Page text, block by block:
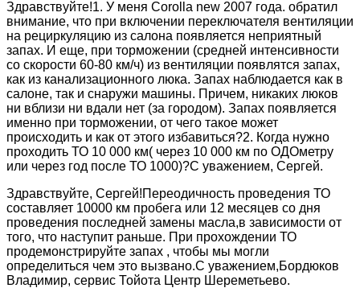
Здравствуйте!1. У меня Corolla new 2007 года. обратил
внимание, что при включении переключателя вентиляции
на рециркуляцию из салона появляется неприятный
запах. И еще, при торможении (средней интенсивности
со скорости 60-80 км/ч) из вентиляции появлятся запах,
как из канализационного люка. Запах наблюдается как в
салоне, так и снаружи машины. Причем, никаких люков
ни вблизи ни вдали нет (за городом). Запах появляется
именно при торможении, от чего такое может
происходить и как от этого избавиться?2. Когда нужно
проходить ТО 10 000 км( через 10 000 км по ОДОметру
или через год после ТО 1000)?С уважением, Сергей.
Здравствуйте, Сергей!Переодичность проведения ТО
составляет 10000 км пробега или 12 месяцев со дня
проведения последней замены масла,в зависимости от
того, что наступит раньше. При прохождении ТО
продемонстрируйте запах , чтобы мы могли
определиться чем это вызвано.С уважением,Бордюков
Владимир, сервис Тойота Центр Шереметьево.